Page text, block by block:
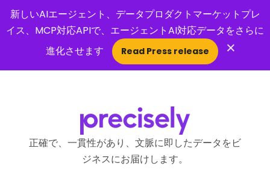
新しいAIエージェント、データプロダクトマーケットプレ
イス、MCP対応APIで、エージェントAI対応データをさらに
進化させます
Read Press release ×
正確で、一貫性があり、文脈に即したデータをビ
ジネスにお届けします。